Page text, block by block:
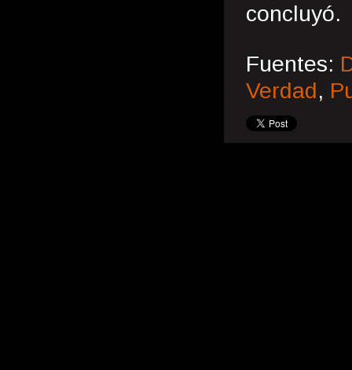
concluyó.
Fuentes:
Verdad,